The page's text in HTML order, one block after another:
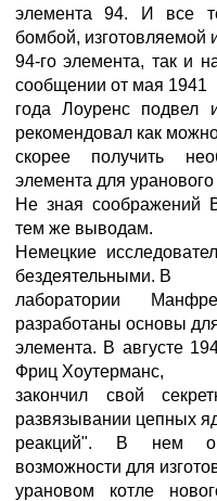
элемента 94. И все
бомбой, изготовляемой
94-го элемента, так и
сообщении от мая 1941
года Лоуренс подвел
рекомендовал как
скорее получить
элемента для уранового
Не зная
тем же выводам.
Немецкие
бездеятельными. В
лаборатории
разработаны основы
элемента. В августе
Фриц Хоутерманс,
закончил свой
развязывании цепных
реакций". В нем он
возможности для
урановом котле